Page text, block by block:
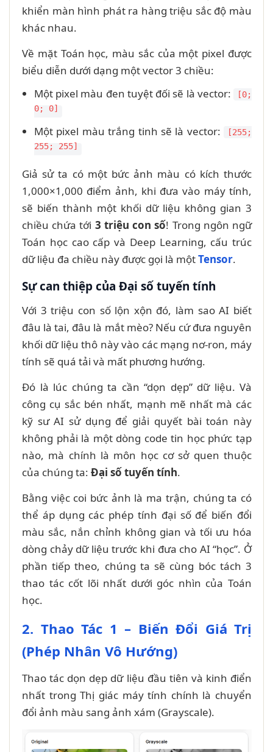
khiển màn hình phát ra hàng triệu sắc độ màu
khác nhau.
Về mặt Toán học, màu sắc của một pixel được
biểu diễn dưới dạng một vector 3 chiều:
Một pixel màu đen tuyệt đối sẽ là vector:
[0;
0; 0]
Một pixel màu trắng tinh sẽ là vector:
[255;
255; 255]
Giả sử ta có một bức ảnh màu có kích thước
1,000×1,000 điểm ảnh, khi đưa vào máy tính,
sẽ biến thành một khối dữ liệu không gian 3
chiều chứa tới 3 triệu con số! Trong ngôn ngữ
Toán học cao cấp và Deep Learning, cấu trúc
dữ liệu đa chiều này được gọi là mộtTensor.
Sự can thiệp của Đại số tuyến tính
Với 3 triệu con số lộn xộn đó, làm sao AI biết
đâu là tai, đâu là mắt mèo? Nếu cứ đưa nguyên
khối dữ liệu thô này vào các mạng nơ-ron, máy
tính sẽ quá tải và mất phương hướng.
Đó là lúc chúng ta cần “dọn dẹp” dữ liệu. Và
công cụ sắc bén nhất, mạnh mẽ nhất mà các
kỹ sư AI sử dụng để giải quyết bài toán này
không phải là một dòng code tin học phức tạp
nào, mà chính là môn học cơ sở quen thuộc
của chúng ta: Đại số tuyến tính.
Bằng việc coi bức ảnh là ma trận, chúng ta có
thể áp dụng các phép tính đại số để biến đổi
màu sắc, nắn chỉnh không gian và tối ưu hóa
dòng chảy dữ liệu trước khi đưa cho AI “học”. Ở
phần tiếp theo, chúng ta sẽ cùng bóc tách 3
thao tác cốt lõi nhất dưới góc nhìn của Toán
học.
2. Thao Tác 1 – Biến Đổi Giá Trị
(Phép Nhân Vô Hướng)
Thao tác dọn dẹp dữ liệu đầu tiên và kinh điển
nhất trong Thị giác máy tính chính là chuyển
đổi ảnh màu sang ảnh xám (Grayscale).